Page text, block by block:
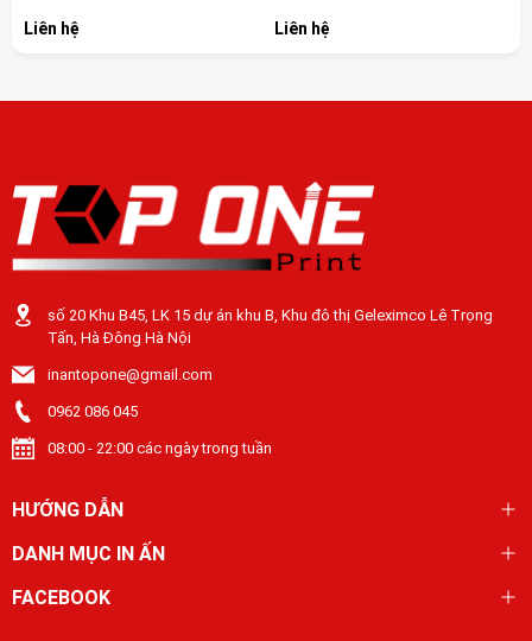
Liên hệ Liên hệ
số 20 Khu B45, LK 15 dự án khu B, Khu đô thị Geleximco Lê Trọng
Tấn, Hà Đông Hà Nội
inantopone@gmail.com
0962 086 045
08:00 - 22:00 các ngày trong tuần
HƯỚNG DẪN
DANH MỤC IN ẤN
FACEBOOK